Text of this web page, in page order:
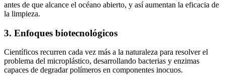
antes de que alcance el océano abierto, y así aumentan la eficacia de
la limpieza.
3. Enfoques biotecnológicos
Científicos recurren cada vez más a la naturaleza para resolver el
problema del microplástico, desarrollando bacterias y enzimas
capaces de degradar polímeros en componentes inocuos.